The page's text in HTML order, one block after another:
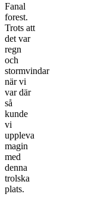
Fanal
forest.
Trots att
det var
regn
och
stormvindar
när vi
var där
så
kunde
vi
uppleva
magin
med
denna
trolska
plats.